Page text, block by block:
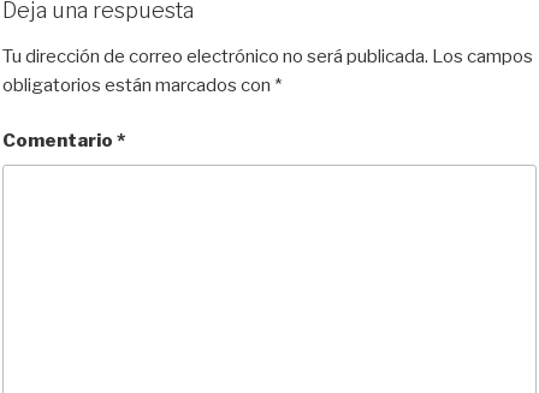
Deja una respuesta
Tu dirección de correo electrónico no será publicada. Los campos
obligatorios están marcados con *
Comentario *